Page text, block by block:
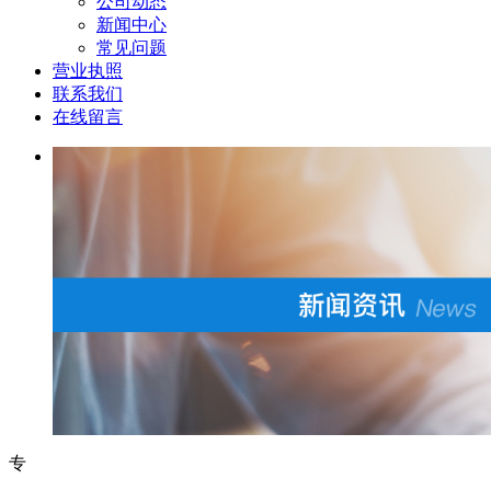
新闻中心
常见问题
营业执照
联系我们
在线留言
专